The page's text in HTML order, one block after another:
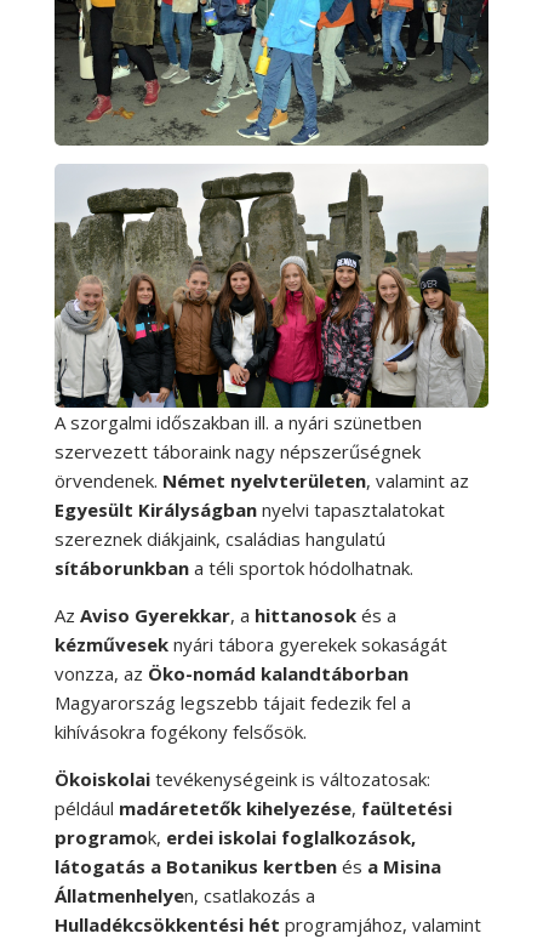
A szorgalmi időszakban ill. a nyári szünetben
szervezett táboraink nagy népszerűségnek
örvendenek. Német nyelvterületen, valamint az
Egyesült Királyságban nyelvi tapasztalatokat
szereznek diákjaink, családias hangulatú
sítáborunkban a téli sportok hódolhatnak.
Az Aviso Gyerekkar, a hittanosok és a
kézművesek nyári tábora gyerekek sokaságát
vonzza, az Öko-nomád kalandtáborban
Magyarország legszebb tájait fedezik fel a
kihívásokra fogékony felsősök.
Ökoiskolai tevékenységeink is változatosak:
például madáretetők kihelyezése, faültetési
programok, erdei iskolai foglalkozások,
látogatás a Botanikus kertben és a Misina
Állatmenhelyen, csatlakozás a
Hulladékcsökkentési hét programjához, valamint